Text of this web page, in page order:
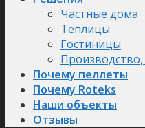
Частные дома
Теплицы
Гостиницы
Производство,
Почему пеллеты
Почему Roteks
Наши объекты
Отзывы